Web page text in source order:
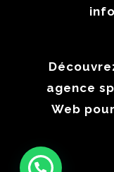
agence
Web